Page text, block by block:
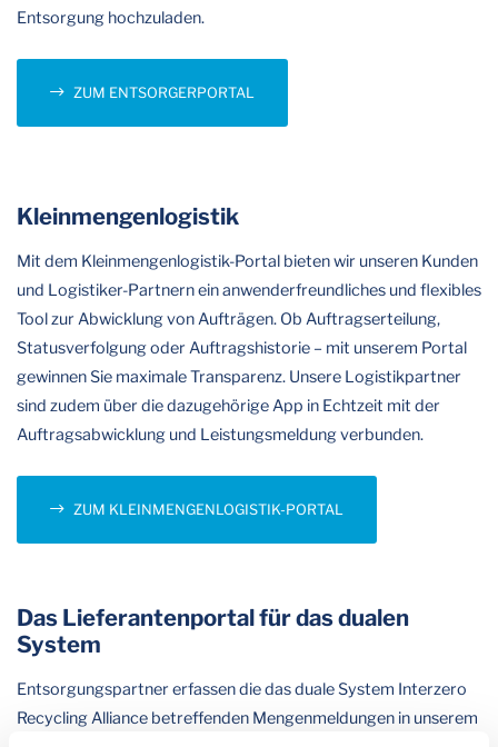
Entsorgung hochzuladen.
ZUM ENTSORGERPORTAL
Kleinmengenlogistik
Mit dem Kleinmengenlogistik-Portal bieten wir unseren Kunden
und Logistiker-Partnern ein anwenderfreundliches und flexibles
Tool zur Abwicklung von Aufträgen. Ob Auftragserteilung,
Statusverfolgung oder Auftragshistorie – mit unserem Portal
gewinnen Sie maximale Transparenz. Unsere Logistikpartner
sind zudem über die dazugehörige App in Echtzeit mit der
Auftragsabwicklung und Leistungsmeldung verbunden.
ZUM KLEINMENGENLOGISTIK-PORTAL
Das Lieferantenportal für das dualen
System
Entsorgungspartner erfassen die das duale System Interzero
Recycling Alliance betreffenden Mengenmeldungen in unserem